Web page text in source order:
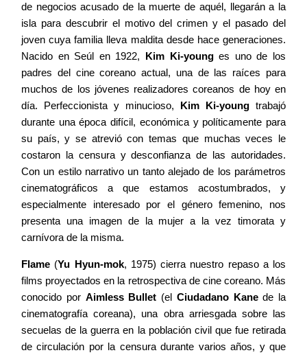
de negocios acusado de la muerte de aquél, llegarán a la
isla para descubrir el motivo del crimen y el pasado del
joven cuya familia lleva maldita desde hace generaciones.
Nacido en Seúl en 1922, Kim Ki-younges uno de los
padres del cine coreano actual, una de las raíces para
muchos de los jóvenes realizadores coreanos de hoy en
día. Perfeccionista y minucioso, Kim Ki-young trabajó
durante una época difícil, económica y políticamente para
su país, y se atrevió con temas que muchas veces le
costaron la censura y desconfianza de las autoridades.
Con un estilo narrativo un tanto alejado de los parámetros
cinematográficos a que estamos acostumbrados, y
especialmente interesado por el género femenino, nos
presenta una imagen de la mujer a la vez timorata y
carnívora de la misma.
Flame (Yu Hyun-mok, 1975) cierra nuestro repaso a los
films proyectados en la retrospectiva de cine coreano. Más
conocido por Aimless Bullet (el Ciudadano Kanede la
cinematografía coreana), una obra arriesgada sobre las
secuelas de la guerra en la población civil que fue retirada
de circulación por la censura durante varios años, y que